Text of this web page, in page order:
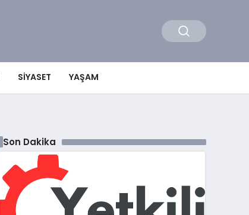
SIYASET YAŞAM
Son Dakika